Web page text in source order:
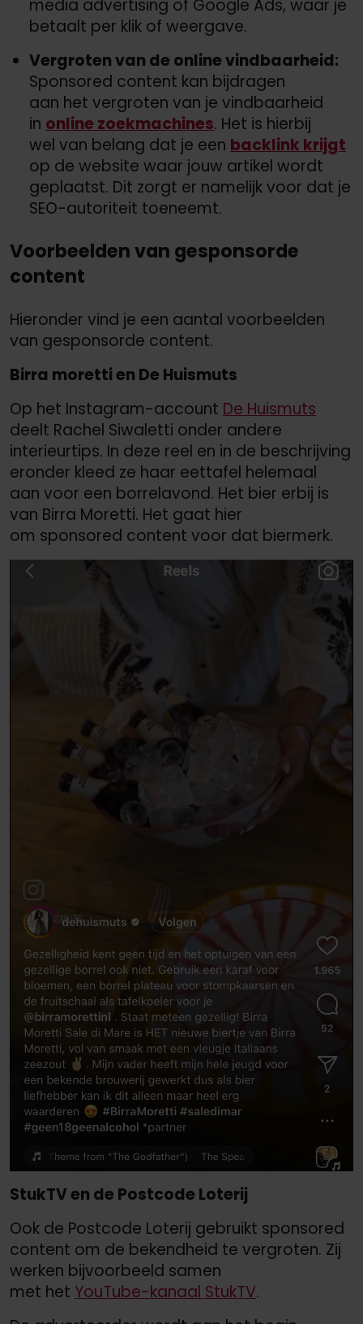
media advertising of Google Ads, waar je
betaalt per klik of weergave.
Vergroten van de online vindbaarheid:
Sponsored content kan bijdragen
aan het vergroten van je vindbaarheid
in online zoekmachines. Het is hierbij
wel van belang dat je een backlink krijgt
op de website waar jouw artikel wordt
geplaatst. Dit zorgt er namelijk voor dat je
SEO-autoriteit toeneemt.
Voorbeelden van gesponsorde
content
Hieronder vind je een aantal voorbeelden
van gesponsorde content.
Birra moretti en De Huismuts
Op het Instagram-account De Huismuts
deelt Rachel Siwaletti onder andere
interieurtips. In deze reel en in de beschrijving
eronder kleed ze haar eettafel helemaal
aan voor een borrelavond. Het bier erbij is
van Birra Moretti. Het gaat hier
om sponsored content voor dat biermerk.
StukTV en de Postcode Loterij
Ook de Postcode Loterij gebruikt sponsored
content om de bekendheid te vergroten. Zij
werken bijvoorbeeld samen
met het YouTube-kanaal StukTV.